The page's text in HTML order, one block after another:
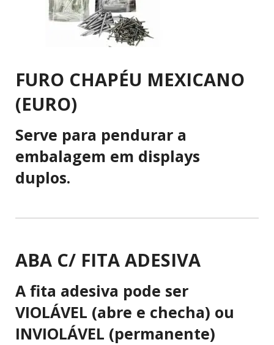
FURO CHAPÉU MEXICANO
(EURO)
Serve para pendurar a
embalagem em displays
duplos.
ABA C/ FITA ADESIVA
A fita adesiva pode ser
VIOLÁVEL (abre e checha) ou
INVIOLÁVEL (permanente)